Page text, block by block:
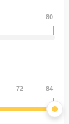
80
72 84